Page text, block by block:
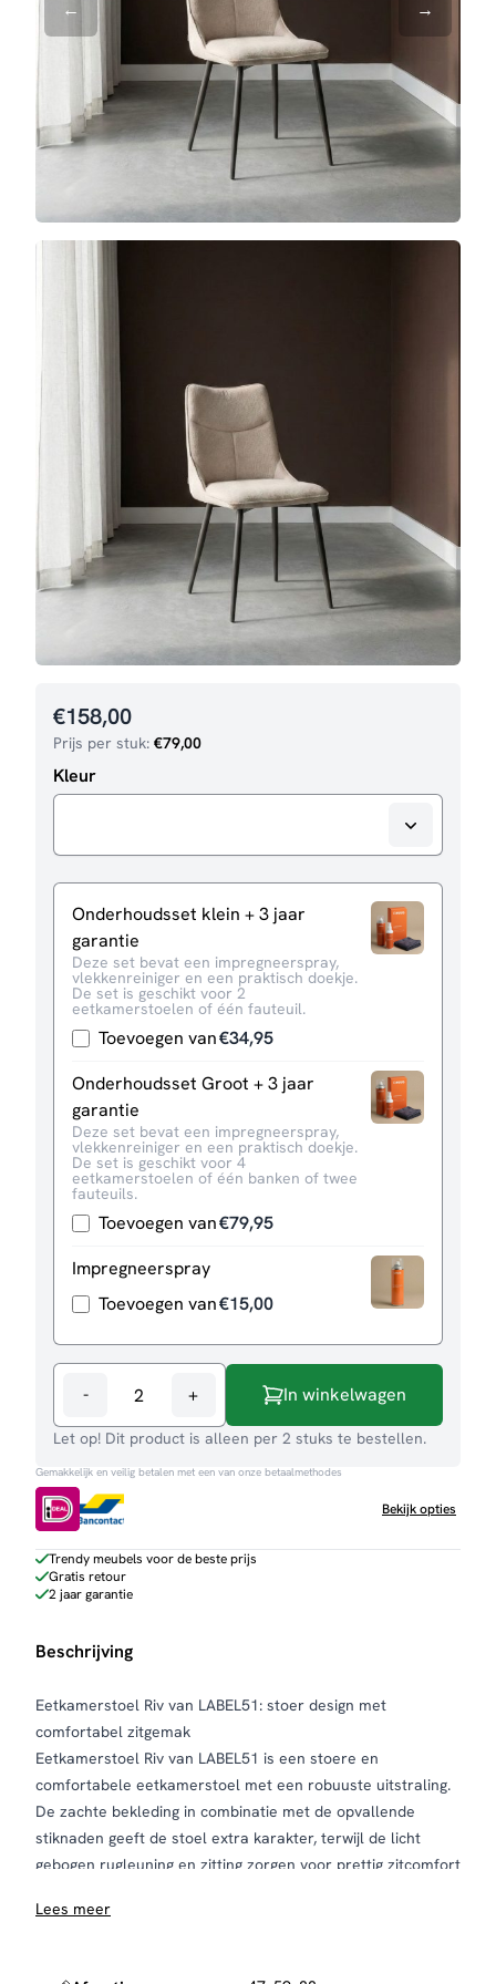
€158,00
Prijs per stuk: €79,00
Kleur
Onderhoudsset klein + 3 jaar
garantie
Deze set bevat een impregneerspray,
vlekkenreiniger en een praktisch doekje.
De set is geschikt voor 2
eetkamerstoelen of één fauteuil.
Toevoegen van€34,95
Onderhoudsset Groot + 3 jaar
garantie
Deze set bevat een impregneerspray,
vlekkenreiniger en een praktisch doekje.
De set is geschikt voor 4
eetkamerstoelen of één banken of twee
fauteuils.
Toevoegen van€79,95
Impregneerspray
Toevoegen van€15,00
-
Eetkamerstoel
Riv
+ In winkelwagen
Let op! Dit product is alleen per 2 stuks te bestellen.
Gemakkelijk en veilig betalen met een van onze betaalmethodes
Bekijk opties
Trendy meubels voor de beste prijs
Gratis retour
2 jaar garantie
Beschrijving
Eetkamerstoel Riv van LABEL51: stoer design met
comfortabel zitgemak
Eetkamerstoel Riv van LABEL51 is een stoere en
comfortabele eetkamerstoel met een robuuste uitstraling.
De zachte bekleding in combinatie met de opvallende
stiknaden geeft de stoel extra karakter, terwijl de licht
gebogen rugleuning en zitting zorgen voor prettig zitcomfort
het ontwerp compleet en geeft Riv een industrieel accent
Lees meer